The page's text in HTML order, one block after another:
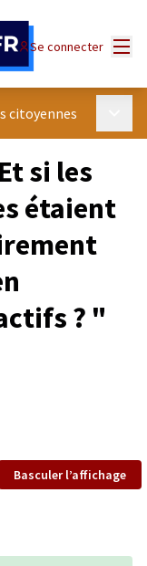
Se connecter
citoyennes
si les
étaient
? "
Basculer l’affichage